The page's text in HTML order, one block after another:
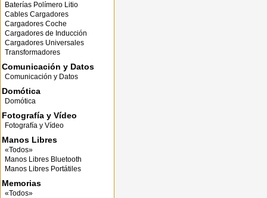
Baterías Polímero Litio
Cables Cargadores
Cargadores Coche
Cargadores de Inducción
Cargadores Universales
Transformadores
Comunicación y Datos
Comunicación y Datos
Domótica
Domótica
Fotografía y Vídeo
Fotografía y Vídeo
Manos Libres
«Todos»
Manos Libres Bluetooth
Manos Libres Portátiles
Memorias
«Todos»